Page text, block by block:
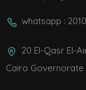
whatsapp :
20 El-Qasr El-
Cairo Governorate